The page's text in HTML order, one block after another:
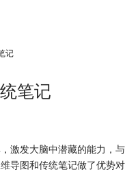
记
笔记
激发大脑中潜藏的能力，与
导图和传统笔记做了优势对